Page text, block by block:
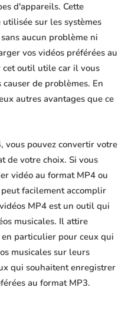
d'appareils. Cette
sur les systèmes
aucun problème ni
vos vidéos préférées au
outil utile car il vous
de problèmes. En
autres avantages que ce
vous pouvez convertir votre
de votre choix. Si vous
vidéo au format MP4 ou
facilement accomplir
MP4 est un outil qui
musicales. Il attire
particulier pour ceux qui
musicales sur leurs
qui souhaitent enregistrer
au format MP3.